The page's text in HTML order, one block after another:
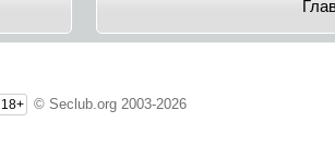
18+ © Seclub.org 2003-2026